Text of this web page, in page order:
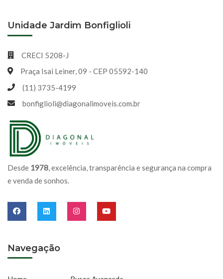
Desde 1978, excelência, transparência e segurança na compra
e venda de sonhos.
Navegação
Unidade Jardim Bonfiglioli
CRECI 5208-J
Praça Isai Leiner, 09 - CEP 05592-140
(11) 3735-4199
bonfiglioli@diagonalimoveis.com.br